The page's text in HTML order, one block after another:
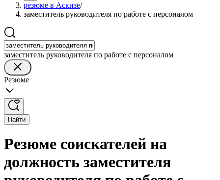
резюме в Аскизе/
заместитель руководителя по работе с персоналом
заместитель руководителя по работе с персоналом
Резюме
Найти
Резюме соискателей на
должность заместителя